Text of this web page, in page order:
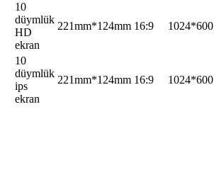
10
düymlük
HD
ekran
221mm*124mm 16:9 1024*600
10
düymlük
ips
ekran
221mm*124mm 16:9 1024*600